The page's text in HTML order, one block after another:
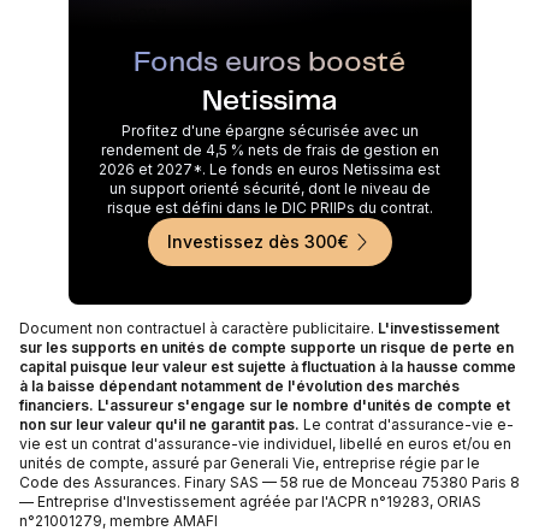
Fonds euros boosté
Netissima
Profitez d'une épargne sécurisée avec un
rendement de 4,5 % nets de frais de gestion en
2026 et 2027*. Le fonds en euros Netissima est
un support orienté sécurité, dont le niveau de
risque est défini dans le DIC PRIIPs du contrat.
Investissez dès 300€
Document non contractuel à caractère publicitaire. L'investissement
sur les supports en unités de compte supporte un risque de perte en
capital puisque leur valeur est sujette à fluctuation à la hausse comme
à la baisse dépendant notamment de l'évolution des marchés
financiers. L'assureur s'engage sur le nombre d'unités de compte et
non sur leur valeur qu'il ne garantit pas. Le contrat d'assurance-vie e-
vie est un contrat d'assurance-vie individuel, libellé en euros et/ou en
unités de compte, assuré par Generali Vie, entreprise régie par le
Code des Assurances. Finary SAS — 58 rue de Monceau 75380 Paris 8
— Entreprise d'Investissement agréée par l'ACPR n°19283, ORIAS
n°21001279, membre AMAFI